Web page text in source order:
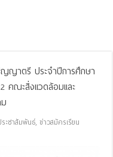
ญญาตรี ประจำปีการศึกษา
คณะสิ่งแวดล้อมและ
ะชาสัมพันธ์,ข่าวสมัครเรียน